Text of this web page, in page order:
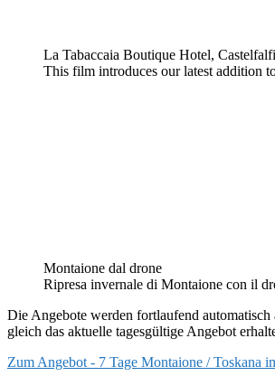
La Tabaccaia Boutique Hotel, Castelfalfi
This film introduces our latest addition
Montaione dal drone
Ripresa invernale di Montaione con il
Die Angebote werden fortlaufend
gleich das aktuelle tagesgültige Angebot
Zum Angebot - 7 Tage Montaione / Toskana